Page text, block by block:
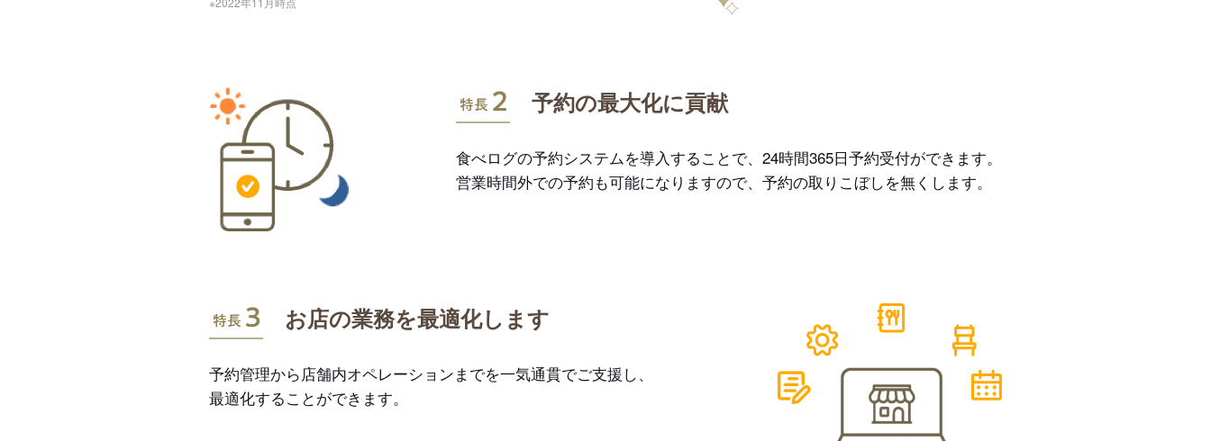
特長2
予約の最大化に貢献
食べログの予約システムを導入することで、24時間365日予約受付ができます。
営業時間外での予約も可能になりますので、予約の取りこぼしを無くします。
特長3
お店の業務を最適化します
予約管理から店舗内オペレーションまでを一気通貫でご支援し、
最適化することができます。